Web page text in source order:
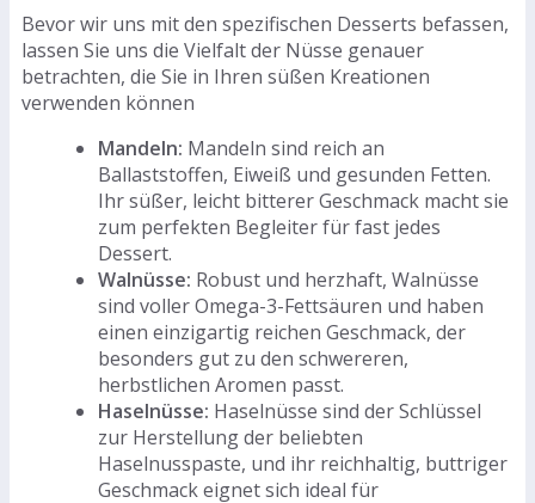
Bevor wir uns mit den spezifischen Desserts befassen,
lassen Sie uns die Vielfalt der Nüsse genauer
betrachten, die Sie in Ihren süßen Kreationen
verwenden können
Mandeln: Mandeln sind reich an
Ballaststoffen, Eiweiß und gesunden Fetten.
Ihr süßer, leicht bitterer Geschmack macht sie
zum perfekten Begleiter für fast jedes
Dessert.
Walnüsse: Robust und herzhaft, Walnüsse
sind voller Omega-3-Fettsäuren und haben
einen einzigartig reichen Geschmack, der
besonders gut zu den schwereren,
herbstlichen Aromen passt.
Haselnüsse: Haselnüsse sind der Schlüssel
zur Herstellung der beliebten
Haselnusspaste, und ihr reichhaltig, buttriger
Geschmack eignet sich ideal für